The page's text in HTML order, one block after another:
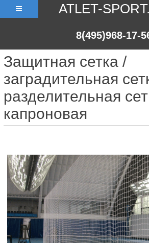
ATLET-
8(495)968-17-
Защитная сетка /
заградительная
разделительная
капроновая